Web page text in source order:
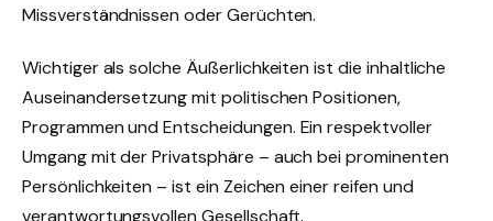
Missverständnissen oder Gerüchten.
Wichtiger als solche Äußerlichkeiten ist die inhaltliche
Auseinandersetzung mit politischen Positionen,
Programmen und Entscheidungen. Ein respektvoller
Umgang mit der Privatsphäre – auch bei prominenten
Persönlichkeiten – ist ein Zeichen einer reifen und
verantwortungsvollen Gesellschaft.